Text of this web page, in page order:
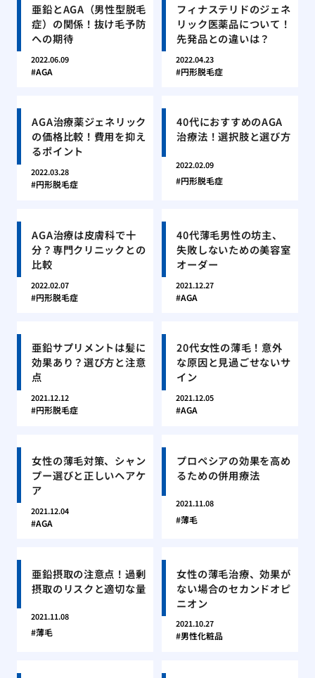
亜鉛とAGA（男性型脱毛
症）の関係！抜け毛予防
への期待
2022.06.09
AGA
フィナステリドのジェネ
リック医薬品について！
先発品との違いは？
2022.04.23
円形脱毛症
AGA治療薬ジェネリック
の価格比較！費用を抑え
るポイント
2022.03.28
円形脱毛症
40代におすすめのAGA
治療法！選択肢と選び方
2022.02.09
円形脱毛症
AGA治療は皮膚科で十
分？専門クリニックとの
比較
2022.02.07
円形脱毛症
40代薄毛男性の坊主、
失敗しないための美容室
オーダー
2021.12.27
AGA
亜鉛サプリメントは髪に
効果あり？選び方と注意
点
2021.12.12
円形脱毛症
20代女性の薄毛！意外
な原因と見過ごせないサ
イン
2021.12.05
AGA
女性の薄毛対策、シャン
プー選びと正しいヘアケ
ア
2021.12.04
AGA
プロペシアの効果を高め
るための併用療法
2021.11.08
薄毛
亜鉛摂取の注意点！過剰
摂取のリスクと適切な量
2021.11.08
薄毛
女性の薄毛治療、効果が
ない場合のセカンドオピ
ニオン
2021.10.27
男性化粧品